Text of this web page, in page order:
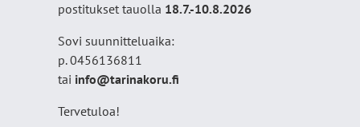
postitukset tauolla 18.7.-10.8.2026
Sovi suunnitteluaika:
p. 0456136811
tai info@tarinakoru.fi
Tervetuloa!